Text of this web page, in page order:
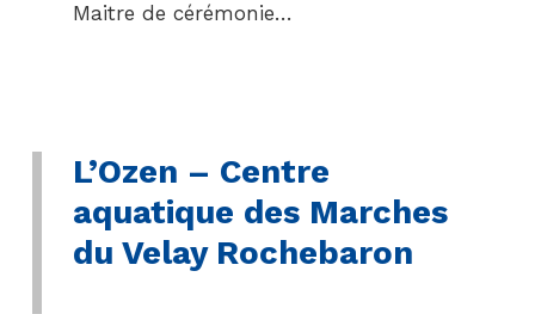
Maitre de cérémonie…
L’Ozen – Centre
aquatique des Marches
du Velay Rochebaron